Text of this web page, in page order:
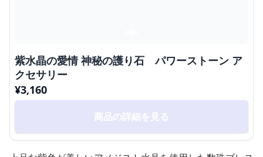
紫水晶の愛情 神秘の護り石 パワーストーン ア
クセサリー
¥3,160
商品の詳細を見る